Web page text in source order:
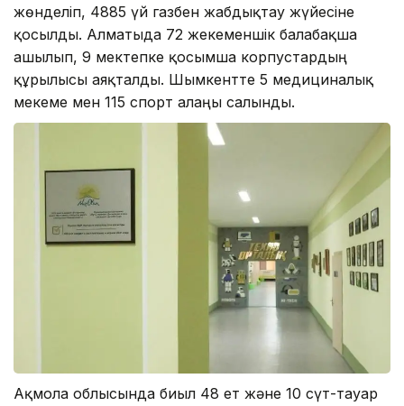
жөнделіп, 4885 үй газбен жабдықтау жүйесіне
қосылды. Алматыда 72 жекеменшік балабақша
ашылып, 9 мектепке қосымша корпустардың
құрылысы аяқталды. Шымкентте 5 медициналық
мекеме мен 115 спорт алаңы салынды.
Ақмола облысында биыл 48 ет және 10 сүт-тауар